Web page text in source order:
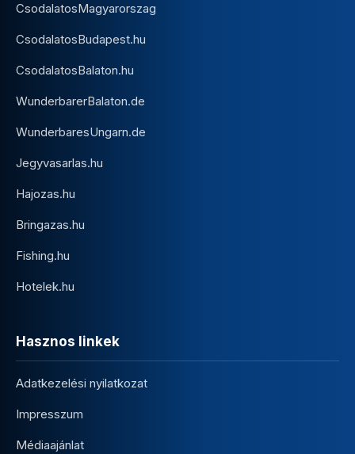
CsodalatosMagyarorszag
CsodalatosBudapest.hu
CsodalatosBalaton.hu
WunderbarerBalaton.de
WunderbaresUngarn.de
Jegyvasarlas.hu
Hajozas.hu
Bringazas.hu
Fishing.hu
Hotelek.hu
Hasznos linkek
Adatkezelési nyilatkozat
Impresszum
Médiaajánlat